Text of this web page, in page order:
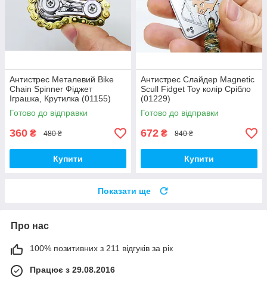
Антистрес Металевий Bike
Chain Spinner Фіджет
Іграшка, Крутилка (01155)
Готово до відправки
360 ₴ 480 ₴
Купити
Антистрес Слайдер Magnetic
Scull Fidget Toy колір Срібло
(01229)
Готово до відправки
672 ₴ 840 ₴
Купити
Показати ще
Про нас
100% позитивних з 211 відгуків за рік
Працює з 29.08.2016